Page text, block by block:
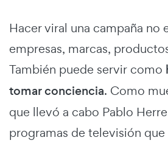
Hacer viral una campaña no
empresas, marcas,
También puede servir como
tomar conciencia. Como
que llevó a cabo Pablo
programas de televisión